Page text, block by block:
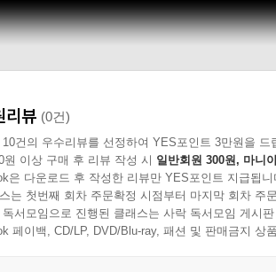
리뷰 (0건)
10건의 우수리뷰를 선정하여 YES포인트 3만원을 드
원 이상 구매 후 리뷰 작성 시 일반회원 300원, 마니
은 다운로드 후 작성한 리뷰만 YES포인트 지급됩니
는 첫번째 회차 주문확정 시점부터 마지막 회차 주
독서모임으로 진행된 클래스는 사락 독서모임 게시
페이백, CD/LP, DVD/Blu-ray, 패션 및 판매금지 상